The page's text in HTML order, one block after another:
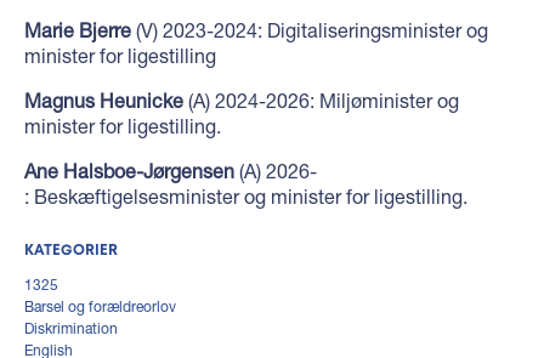
KATEGORIER
1325
Barsel og forældreorlov
Diskrimination
English
Marie Bjerre (V) 2023-2024: Digitaliseringsminister og
minister for ligestilling
Magnus Heunicke (A) 2024-2026: Miljøminister og
minister for ligestilling.
Ane Halsboe-Jørgensen (A) 2026-
: Beskæftigelsesminister og minister for ligestilling.